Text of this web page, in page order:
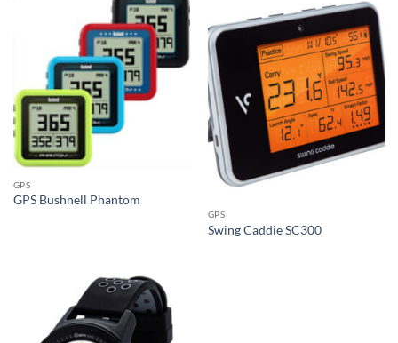
GPS
GPS Bushnell Phantom
GPS
Swing Caddie SC300